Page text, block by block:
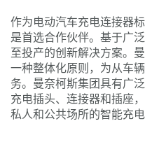
作为电动汽车充电连接器
是首选合作伙伴。基于广
至投产的创新解决方案。
一种整体化原则，为从车
务。曼奈柯斯集团具有广
充电插头、连接器和插座
私人和公共场所的智能充电